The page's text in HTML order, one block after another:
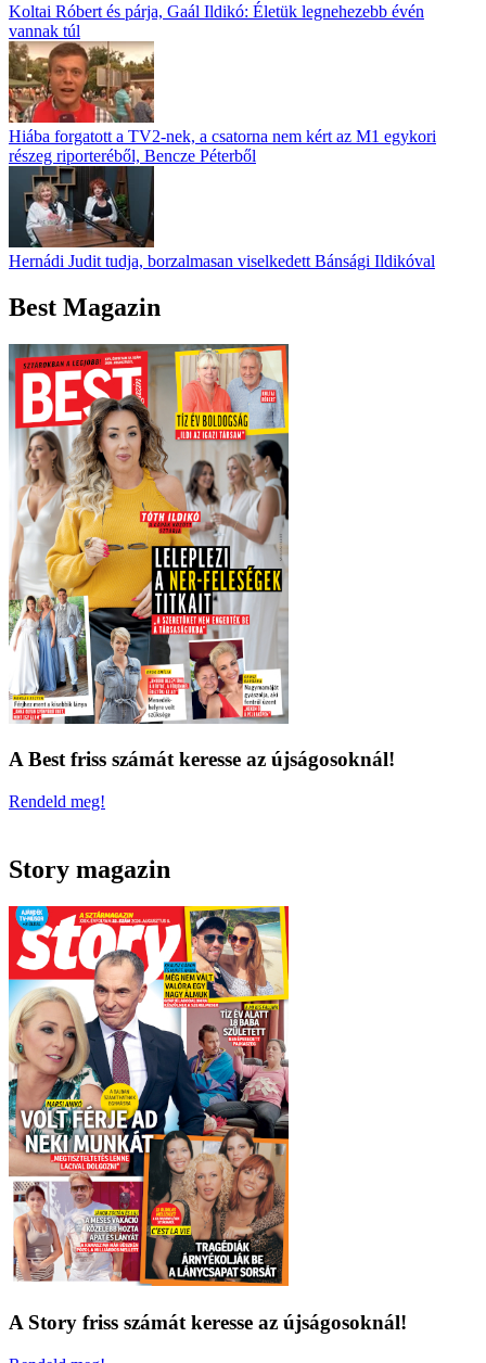
Koltai Róbert és párja, Gaál Ildikó: Életük legnehezebb évén
vannak túl
Hiába forgatott a TV2-nek, a csatorna nem kért az M1 egykori
részeg riporteréből, Bencze Péterből
Hernádi Judit tudja, borzalmasan viselkedett Bánsági Ildikóval
Best Magazin
A Best friss számát keresse az újságosoknál!
Rendeld meg!
Story magazin
A Story friss számát keresse az újságosoknál!